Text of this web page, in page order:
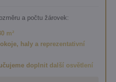
a počtu žárovek:
m²
haly a reprezentativní
doplnit další osvětlení